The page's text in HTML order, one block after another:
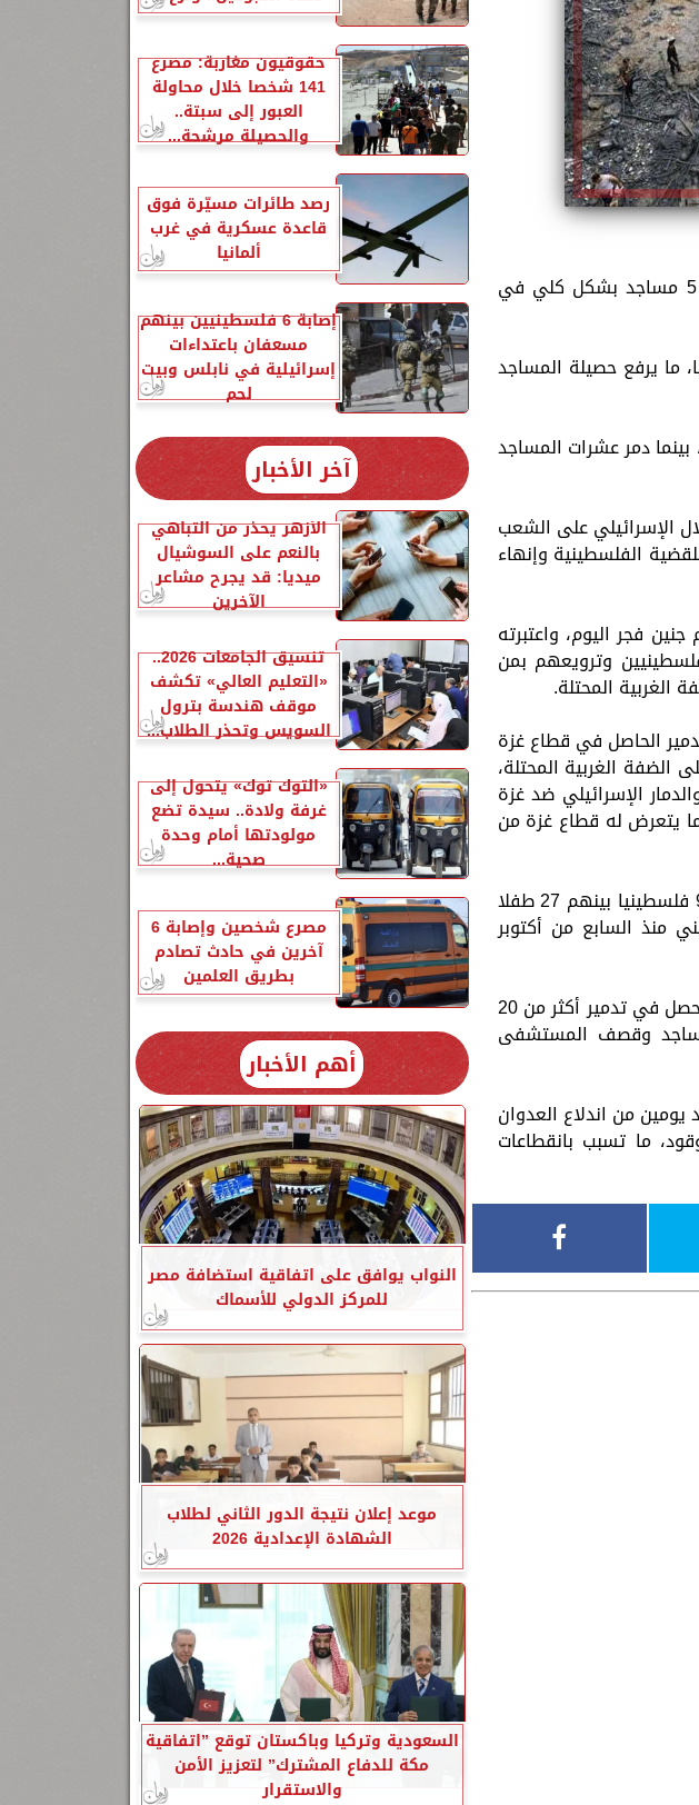
أعلنت وزارة الأوقاف والشؤون الدينية في غزة، الأحد، أن الجيش الإسرائيلي دمر 5 مساجد بشكل كلي في
ما يرفع حصيلة المساجد
غزة "بشكلي كلي"، بينما دمر عشرات المساجد
الإسرائيلي على الشعب
الفلسطينية وإنهاء
فجر اليوم، واعتبرته
وترويعهم بمن
المحتلة.
الحاصل في قطاع غزة
الضفة الغربية المحتلة،
الإسرائيلي ضد غزة
يتعرض له قطاع غزة من
يذكر أن أكثر من 4500 فلسطيني استشهدوا بينهم 1661 طفلا في قطاع غزة، و90 فلسطينيا بينهم 27 طفلا
منذ السابع من أكتوبر
وتواصل قوات الاحتلال الإسرائيلي تدمير المنازل والأبراج فوق رؤوس ساكنيها، كما حصل في تدمير أكثر من 20
وقصف المستشفى
بعد يومين من اندلاع العدوان
ما تسبب بانقطاعات
حقوقيون مغاربة: مصرع
141 شخصا خلال محاولة
العبور إلى سبتة..
والحصيلة مرشحة...
رصد طائرات مسيّرة فوق
قاعدة عسكرية في غرب
ألمانيا
إصابة 6 فلسطينيين بينهم
مسعفان باعتداءات
إسرائيلية في نابلس وبيت
لحم
آخر الأخبار
الأزهر يحذر من التباهي
بالنعم على السوشيال
ميديا: قد يجرح مشاعر
الآخرين
تنسيق الجامعات 2026..
«التعليم العالي» تكشف
موقف هندسة بترول
السويس وتحذر الطلاب...
«التوك توك» يتحول إلى
غرفة ولادة.. سيدة تضع
مولودتها أمام وحدة
صحية...
مصرع شخصين وإصابة 6
آخرين في حادث تصادم
بطريق العلمين
أهم الأخبار
النواب يوافق على اتفاقية استضافة مصر
للمركز الدولي للأسماك
موعد إعلان نتيجة الدور الثاني لطلاب
الشهادة الإعدادية 2026
السعودية وتركيا وباكستان توقع ”اتفاقية
مكة للدفاع المشترك” لتعزيز الأمن
والاستقرار